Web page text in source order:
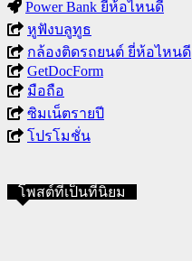
Power Bank ยี่ห้อไหนดี
หูฟังบลูทูธ
กล้องติดรถยนต์ ยี่ห้อไหนดี
GetDocForm
มือถือ
ซิมเน็ตรายปี
โปรโมชั่น
โพสต์ที่เป็นที่นิยม